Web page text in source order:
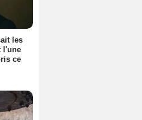
les
l'une
ce